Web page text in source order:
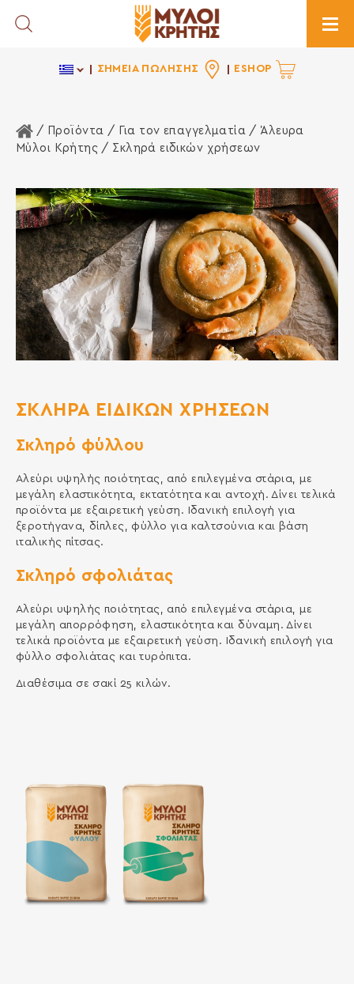
Toggle Search
ΣΗΜΕΙΑ ΠΩΛΗΣΗΣ ESHOP
Αρχική Σελίδα
/ Προϊόντα / Για τον επαγγελματία / Άλευρα
Μύλοι Κρήτης / Σκληρά ειδικών χρήσεων
ΣΚΛΗΡΑ ΕΙΔΙΚΩΝ ΧΡΗΣΕΩΝ
Σκληρό φύλλου
Αλεύρι υψηλής ποιότητας, από επιλεγμένα στάρια, με
μεγάλη ελαστικότητα, εκτατότητα και αντοχή. Δίνει τελικά
προϊόντα με εξαιρετική γεύση. Ιδανική επιλογή για
ξεροτήγανα, δίπλες, φύλλο για καλτσούνια και βάση
ιταλικής πίτσας.
Σκληρό σφολιάτας
Αλεύρι υψηλής ποιότητας, από επιλεγμένα στάρια, με
μεγάλη απορρόφηση, ελαστικότητα και δύναμη. Δίνει
τελικά προϊόντα με εξαιρετική γεύση. Ιδανική επιλογή για
φύλλο σφολιάτας και τυρόπιτα.
Διαθέσιμα σε σακί 25 κιλών.